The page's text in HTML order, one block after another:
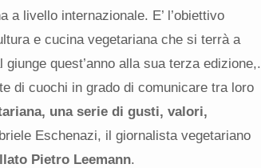
livello internazionale. E’ l’obiettivo
e cucina vegetariana che si terrà a
quest’anno alla sua terza edizione,.
di cuochi in grado di comunicare tra loro
una serie di gusti, valori,
Eschenazi, il giornalista vegetariano
Pietro Leemann.